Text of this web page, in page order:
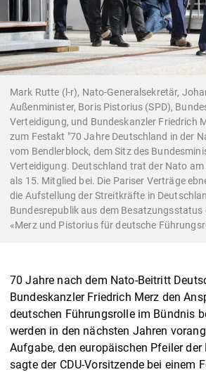
Mark Rutte (l-r), Nato-Generalsekretär,
Außenminister, Boris Pistorius (SPD),
Verteidigung, und Bundeskanzler Friedrich
zum Festakt "70 Jahre Deutschland in der
vom Bendlerblock, dem Sitz des
Verteidigung. Deutschland trat der Nato am
als 15. Mitglied bei. Die Pariser Verträge
die Aufstellung der Streitkräfte in
Bundesrepublik aus dem Besatzungsstatus
«Merz und Pistorius für deutsche
70 Jahre nach dem Nato-Beitritt
Bundeskanzler Friedrich Merz den
deutschen Führungsrolle im Bündnis
werden in den nächsten Jahren
Aufgabe, den europäischen Pfeiler der
sagte der CDU-Vorsitzende bei einem